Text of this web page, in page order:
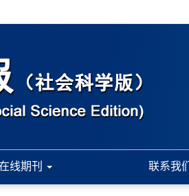
线期刊 联系我们